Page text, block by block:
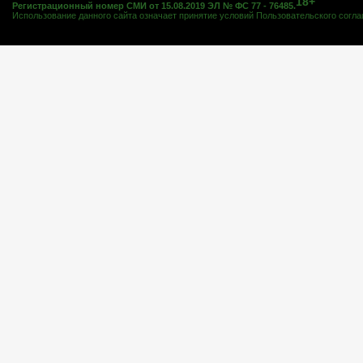
Регистрационный номер СМИ от 15.08.2019 ЭЛ № ФС 77 - 76485.
Использование данного сайта означает принятие условий Пользовательского